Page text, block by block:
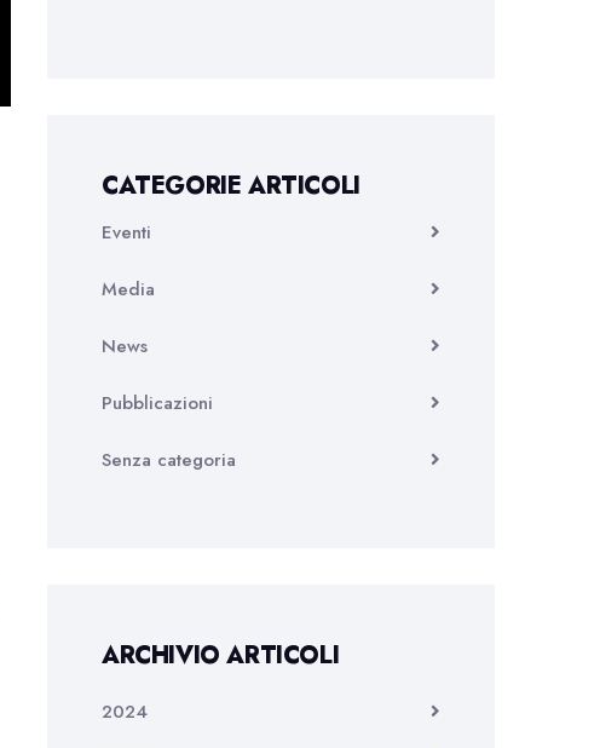
CATEGORIE ARTICOLI
Eventi
Media
News
Pubblicazioni
Senza categoria
ARCHIVIO ARTICOLI
2024